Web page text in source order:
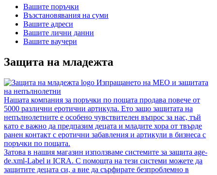
Вашите поръчки
Възстановявания на суми
Вашите адреси
Вашите лични данни
Вашите ваучери
Защита на младежта
Изпращането на MEO и защитата
на непълнолетни
Нашата компания за поръчки по пощата продава повече от
5000 различни еротични артикула. Ето защо защитата на
непълнолетните е особено чувствителен въпрос за нас, тъй
като е важно да предпазим децата и младите хора от твърде
ранен контакт с еротични забавления и артикули в бизнеса с
поръчки по пощата.
Затова в нашия магазин използваме системите за защита age-
de.xml-Label и ICRA. С помощта на тези системи можете да
защитите децата си, а вие да сърфирате безпроблемно в